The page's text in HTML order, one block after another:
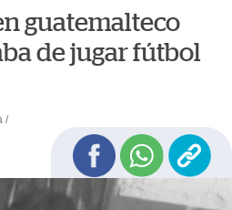
guatemalteco
de jugar fútbol
/